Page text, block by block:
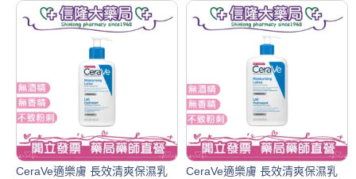
CeraVe適樂膚 長效清爽保濕乳
CeraVe適樂膚 長效清爽保濕乳